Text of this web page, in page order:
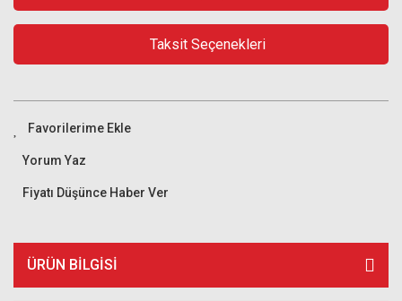
Taksit Seçenekleri
Yorum Yaz
Fiyatı Düşünce Haber Ver
ÜRÜN BILGISI